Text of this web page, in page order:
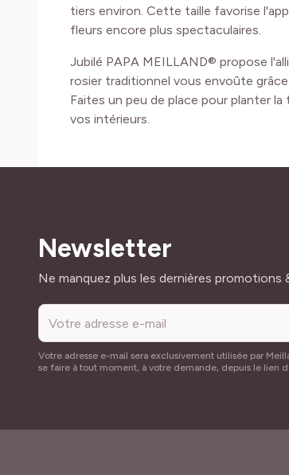
tiers environ. Cette taille favorise
fleurs encore plus spectaculaires.
Jubilé PAPA MEILLAND® propose
rosier traditionnel vous envoûte
Faites un peu de place pour planter
vos intérieurs.
Newsletter
Adresse mail
Ne manquez plus les dernières promotions
Votre adresse e-mail sera exclusivement utilisée par
se faire à tout moment, à votre demande, depuis le lien